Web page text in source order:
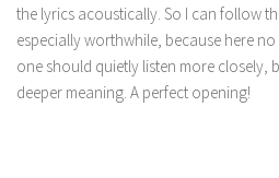
the lyrics acoustically. So I can follow
especially worthwhile, because here
one should quietly listen more closely,
deeper meaning. A perfect opening!